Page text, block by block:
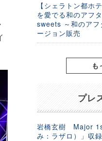
【シェラトン都ホ
を愛でる和のアフ
sweets ～和のアフ
ージョン販売
も
プレ
岩橋玄樹 Major
み：ラザロ）」収